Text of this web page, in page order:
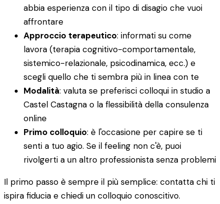
abbia esperienza con il tipo di disagio che vuoi
affrontare
Approccio terapeutico: informati su come
lavora (terapia cognitivo-comportamentale,
sistemico-relazionale, psicodinamica, ecc.) e
scegli quello che ti sembra più in linea con te
Modalità: valuta se preferisci colloqui in studio a
Castel Castagna o la flessibilità della consulenza
online
Primo colloquio: è l'occasione per capire se ti
senti a tuo agio. Se il feeling non c'è, puoi
rivolgerti a un altro professionista senza problemi
Il primo passo è sempre il più semplice: contatta chi ti
ispira fiducia e chiedi un colloquio conoscitivo.